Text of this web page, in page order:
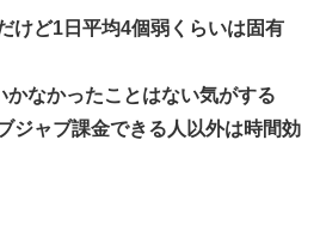
けど1日平均4個弱くらいは固有
なかったことはない気がする
ジャブ課金できる人以外は時間効